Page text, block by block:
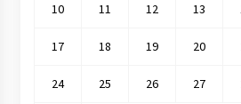
10 11 12 13
17 18 19 20
24 25 26 27